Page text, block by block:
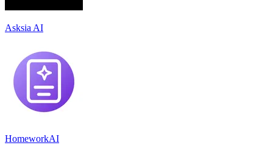
Asksia AI
HomeworkAI